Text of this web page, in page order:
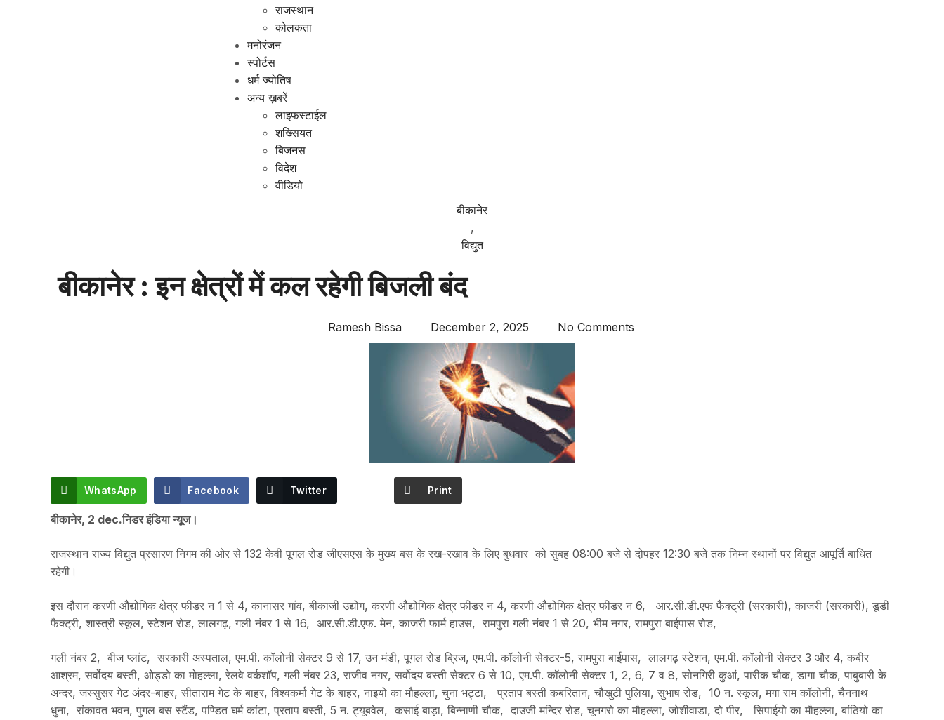
राजस्थान
कोलकता
मनोरंजन
स्पोर्टस
धर्म ज्योतिष
अन्य ख़बरें
लाइफस्टाईल
शख्सियत
बिजनस
विदेश
वीडियो
बीकानेर
,
विद्युत
बीकानेर : इन क्षेत्रों में कल रहेगी बिजली बंद
Ramesh Bissa December 2, 2025 No Comments
WhatsApp Facebook Twitter Print
बीकानेर, 2 dec.निडर इंडिया न्यूज।
राजस्थान राज्य विद्युत प्रसारण निगम की ओर से 132 केवी पूगल रोड जीएसएस के मुख्य बस के रख-रखाव के लिए बुधवार को सुबह 08:00 बजे से दोपहर 12:30 बजे तक निम्न स्थानों पर विद्युत आपूर्ति बाधित
रहेगी।
इस दौरान करणी औद्योगिक क्षेत्र फीडर न 1 से 4, कानासर गांव, बीकाजी उद्योग, करणी औद्योगिक क्षेत्र फीडर न 4, करणी औद्योगिक क्षेत्र फीडर न 6, आर.सी.डी.एफ फैक्ट्री (सरकारी), काजरी (सरकारी), डूडी
फैक्ट्री, शास्त्री स्कूल, स्टेशन रोड, लालगढ़, गली नंबर 1 से 16, आर.सी.डी.एफ. मेन, काजरी फार्म हाउस, रामपुरा गली नंबर 1 से 20, भीम नगर, रामपुरा बाईपास रोड,
गली नंबर 2, बीज प्लांट, सरकारी अस्पताल, एम.पी. कॉलोनी सेक्टर 9 से 17, उन मंडी, पूगल रोड ब्रिज, एम.पी. कॉलोनी सेक्टर-5, रामपुरा बाईपास, लालगढ़ स्टेशन, एम.पी. कॉलोनी सेक्टर 3 और 4, कबीर
आश्रम, सर्वोदय बस्ती, ओड्डो का मोहल्ला, रेलवे वर्कशॉप, गली नंबर 23, राजीव नगर, सर्वोदय बस्ती सेक्टर 6 से 10, एम.पी. कॉलोनी सेक्टर 1, 2, 6, 7 व 8, सोनगिरी कुआं, पारीक चौक, डागा चौक, पाबुबारी के
अन्दर, जस्सुसर गेट अंदर-बाहर, सीताराम गेट के बाहर, विश्वकर्मा गेट के बाहर, नाइयो का मौहल्ला, चुना भट्टा, प्रताप बस्ती कबरितान, चौखुटी पुलिया, सुभाष रोड, 10 न. स्कूल, मगा राम कॉलोनी, चैननाथ
धुना, रांकावत भवन, पुगल बस स्टैंड, पण्डित घर्म कांटा, प्रताप बस्ती, 5 न. ट्यूबवेल, कसाई बाड़ा, बिन्नाणी चौक, दाउजी मन्दिर रोड, चूनगरो का मौहल्ला, जोशीवाडा, दो पीर, सिपाईयो का मौहल्ला, बांठियो का